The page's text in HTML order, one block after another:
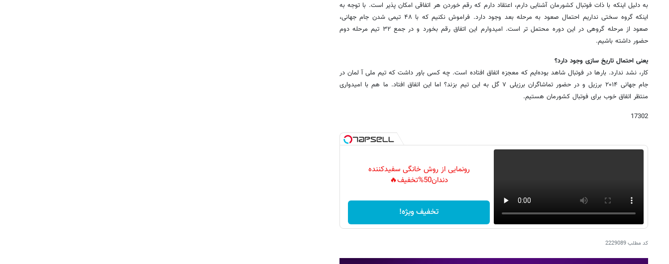
به دلیل اینکه با ذات فوتبال کشورمان آشنایی دارم، اعتقاد دارم که رقم خوردن هر اتفاقی امکان پذیر است. با توجه به
اینکه گروه سختی نداریم احتمال صعود به مرحله بعد وجود دارد. فراموش نکنیم که با ۴۸ تیمی شدن جام جهانی،
صعود از مرحله گروهی در این دوره محتمل تر است. امیدوارم این اتفاق رقم بخورد و در جمع ۳۲ تیم مرحله دوم
حضور داشته باشیم.
یعنی احتمال تاریخ سازی وجود دارد؟
کار، نشد ندارد. بارها در فوتبال شاهد بوده‌ایم که معجزه اتفاق افتاده است. چه کسی باور داشت که تیم ملی آ لمان در
جام جهانی ۲۰۱۴ برزیل و در حضور تماشاگران برزیلی ۷ گل به این تیم بزند؟ اما این اتفاق افتاد. ما هم با امیدواری
منتظر اتفاق خوب برای فوتبال کشورمان هستیم.
17302
رونمایی از روش خانگی سفیدکننده
دندان50%تخفیف🔥
تخفیف ویژه!
کد مطلب2229089